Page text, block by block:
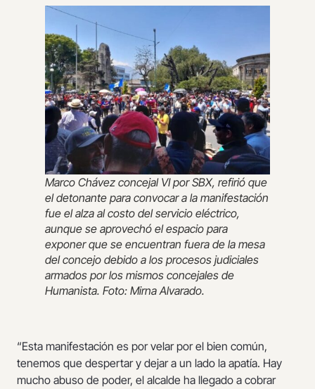
Marco Chávez concejal VI por SBX, refirió que
el detonante para convocar a la manifestación
fue el alza al costo del servicio eléctrico,
aunque se aprovechó el espacio para
exponer que se encuentran fuera de la mesa
del concejo debido a los procesos judiciales
armados por los mismos concejales de
Humanista. Foto: Mirna Alvarado.
“Esta manifestación es por velar por el bien común,
tenemos que despertar y dejar a un lado la apatía. Hay
mucho abuso de poder, el alcalde ha llegado a cobrar